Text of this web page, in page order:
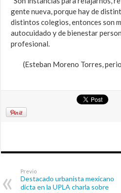
gente nueva, porque hay de
distintos colegios, entonces son
autocuidado y de bienestar
profesional.
(Esteban Moreno Torres,
Previo
Destacado urbanista mexicano
dicta en la UPLA charla sobre